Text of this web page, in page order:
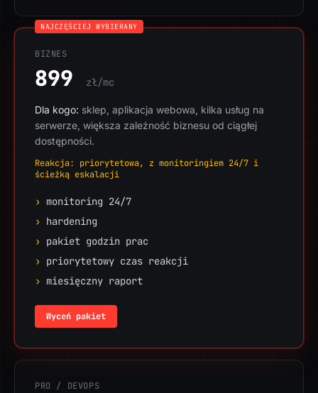
NAJCZĘŚCIEJ WYBIERANY
BIZNES
899 zł/mc
Dla kogo: sklep, aplikacja webowa, kilka usług na
serwerze, większa zależność biznesu od ciągłej
dostępności.
Reakcja: priorytetowa, z monitoringiem 24/7 i
ścieżką eskalacji
› monitoring 24/7
› hardening
› pakiet godzin prac
› priorytetowy czas reakcji
› miesięczny raport
Wyceń pakiet
PRO / DEVOPS